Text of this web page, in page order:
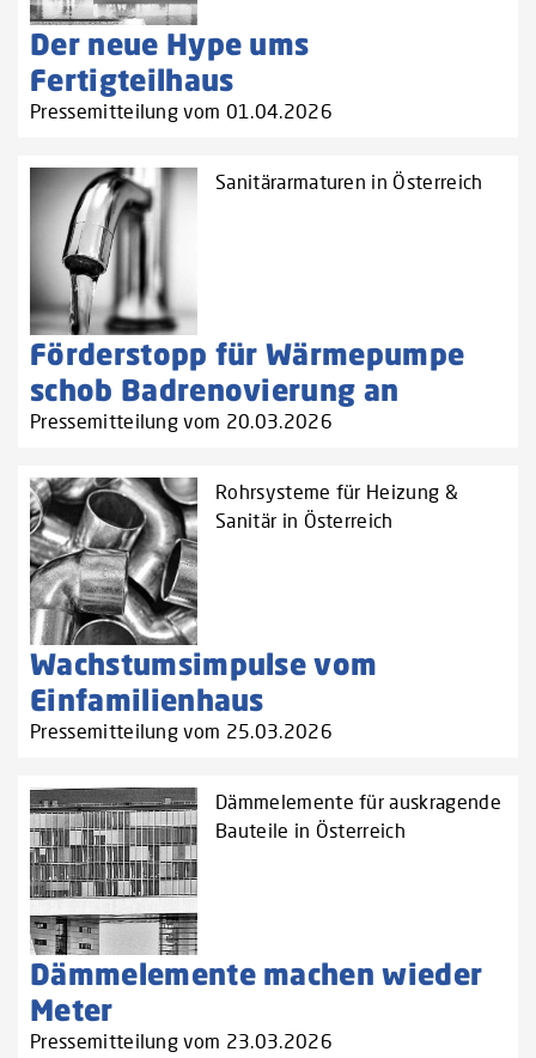
Der neue Hype ums
Fertigteilhaus
Pressemitteilung vom 01.04.2026
Sanitärarmaturen in Österreich
Förderstopp für Wärmepumpe
schob Badrenovierung an
Pressemitteilung vom 20.03.2026
Rohrsysteme für Heizung &
Sanitär in Österreich
Wachstumsimpulse vom
Einfamilienhaus
Pressemitteilung vom 25.03.2026
Dämmelemente für auskragende
Bauteile in Österreich
Dämmelemente machen wieder
Meter
Pressemitteilung vom 23.03.2026